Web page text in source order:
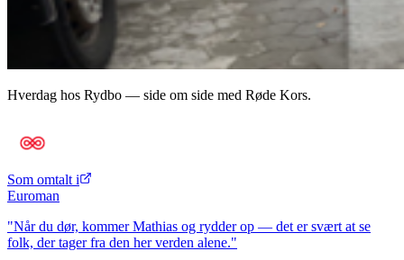
Hverdag hos Rydbo — side om side med Røde Kors.
Som omtalt i
Euroman
"Når du dør, kommer Mathias og rydder op — det er svært at se
folk, der tager fra den her verden alene."